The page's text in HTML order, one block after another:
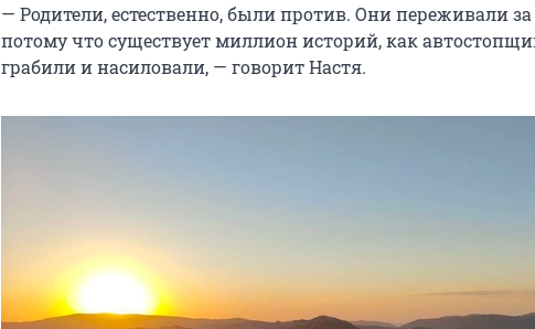
— Родители, естественно, были против. Они переживали
потому что существует миллион историй, как
грабили и насиловали, — говорит Настя.